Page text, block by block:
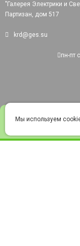
Войти
"Галерея Электрики и
Партизан, дом 517
krd@ges.su
пн-пт
Мы используем